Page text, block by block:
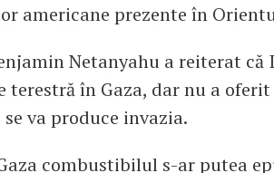
americane prezente în
Netanyahu a reiterat că
terestră în Gaza, dar nu a
va produce invazia.
combustibilul s-ar putea